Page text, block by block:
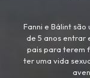
Fanni e Bálint
de 5 anos entrar
pais para terem
ter uma vida